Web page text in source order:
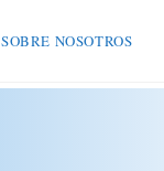
SOBRE NOSOTROS